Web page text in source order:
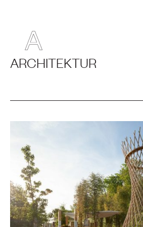
ARCHITEKTUR